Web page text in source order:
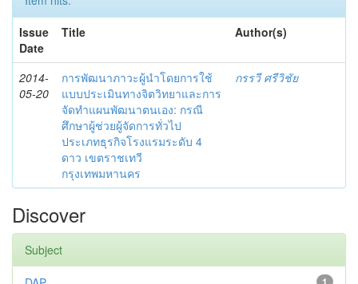
Issue
Date
Title Author(s)
2014-
05-20
การพัฒนาภาวะผู้นำโดยการใช้
แบบประเมินทางจิตวิทยาและการ
จัดทำแผนพัฒนาตนเอง: กรณี
ศึกษาผู้ช่วยผู้จัดการทั่วไป
ประเภทธุรกิจโรงแรมระดับ 4
ดาว เขตราชเทวี
กรุงเทพมหานคร
กรรวี ศรีวิชัย
Discover
Subject